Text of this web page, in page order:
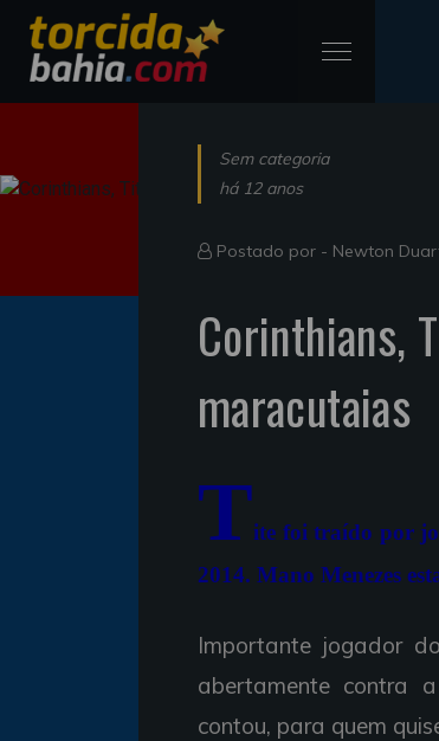
Sem categoria
há 12 anos
Postado por - Newton
Corinthians,
maracutaias
Tite foi traído por
2014. Mano Menezes
Importante jogador
abertamente contra
contou, para quem